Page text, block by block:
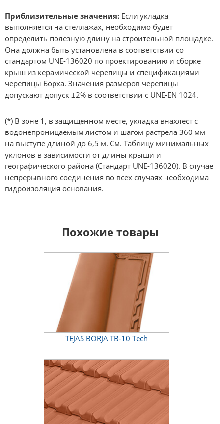
Приблизительные значения: Если укладка
выполняется на стеллажах, необходимо будет
определить полезную длину на строительной площадке.
Она должна быть установлена в соответствии со
стандартом UNE-136020 по проектированию и сборке
крыш из керамической черепицы и спецификациями
черепицы Борха. Значения размеров черепицы
допускают допуск ±2% в соответствии с UNE-EN 1024.
(*) В зоне 1, в защищенном месте, укладка внахлест с
водонепроницаемым листом и шагом растрела 360 мм
на выступе длиной до 6,5 м. См. Таблицу минимальных
уклонов в зависимости от длины крыши и
географического района (Стандарт UNE-136020). В случае
непрерывного соединения во всех случаях необходима
гидроизоляция основания.
Похожие товары
TEJAS BORJA TB-10 Tech